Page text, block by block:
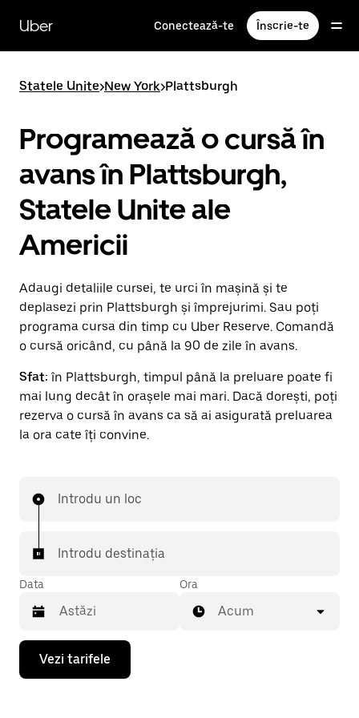
direct
conținutul
principal
Uber Conectează-te Înscrie-te
Statele Unite>New York>Plattsburgh
Programează o cursă în
avans în Plattsburgh,
Statele Unite ale
Americii
Adaugi detaliile cursei, te urci în mașină și te
deplasezi prin Plattsburgh și împrejurimi. Sau poți
programa cursa din timp cu Uber Reserve. Comandă
o cursă oricând, cu până la 90 de zile în avans.
Sfat: în Plattsburgh, timpul până la preluare poate fi
mai lung decât în orașele mai mari. Dacă dorești, poți
rezerva o cursă în avans ca să ai asigurată preluarea
la ora cate îți convine.
Introdu un loc
Introdu destinația
Data
Pentru
deschide
Ora
Acum
Vezi tarifele